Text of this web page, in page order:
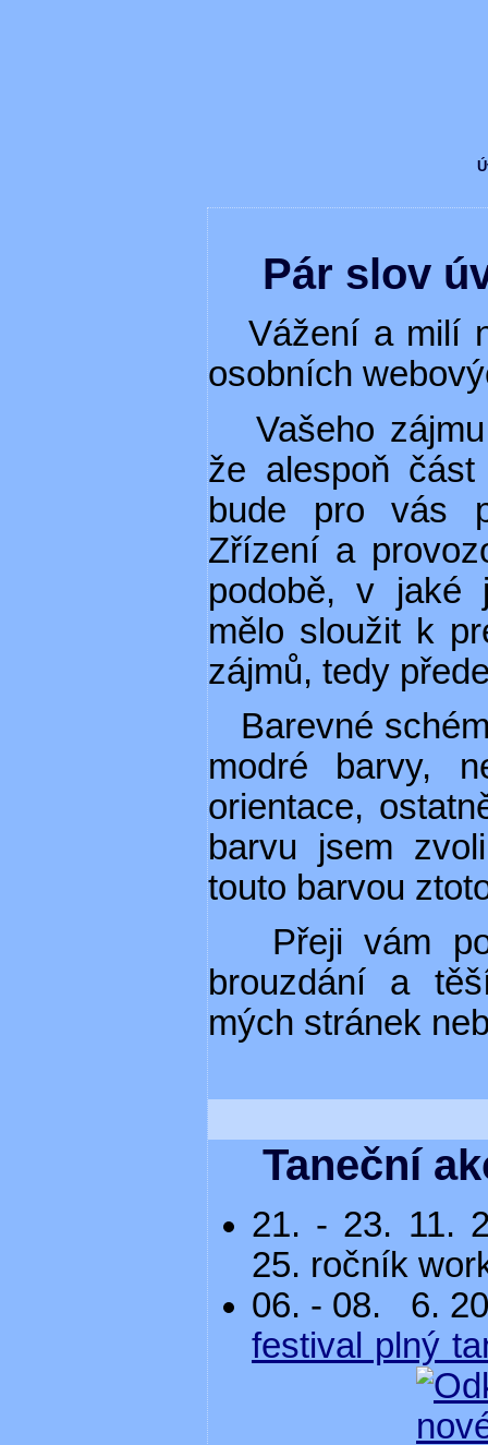
Pár slov
Vážení a milí
osobních
Vašeho
že alespoň
bude pro vás
Zřízení a
podobě, v jaké
mělo sloužit k
zájmů, tedy
Barevné
modré barvy,
orientace,
barvu jsem
touto barvou
Přeji vám
brouzdání a
mých stránek
Taneční
21. - 23.
25. ročník
06. - 08.
6.
festival plný